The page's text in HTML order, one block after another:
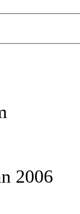
2006